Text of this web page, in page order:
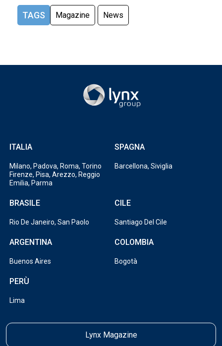
TAGS Magazine News
ITALIA
Milano, Padova, Roma, Torino
Firenze, Pisa, Arezzo, Reggio
Emilia, Parma
SPAGNA
Barcellona, Siviglia
BRASILE
Rio De Janeiro, San Paolo
CILE
Santiago Del Cile
ARGENTINA
Buenos Aires
COLOMBIA
Bogotà
PERÙ
Lima
Lynx Magazine